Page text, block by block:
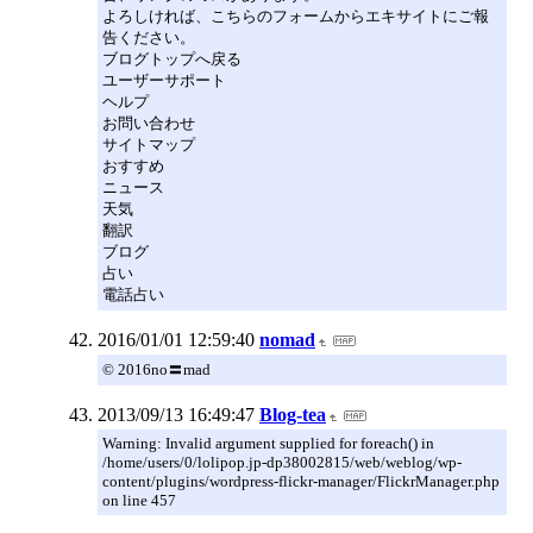
よろしければ、こちらのフォームからエキサイトにご報
告ください。
ブログトップへ戻る
ユーザーサポート
ヘルプ
お問い合わせ
サイトマップ
おすすめ
ニュース
天気
翻訳
ブログ
占い
電話占い
2016/01/01 12:59:40 nomad
© 2016no〓mad
2013/09/13 16:49:47 Blog-tea
Warning: Invalid argument supplied for foreach() in
/home/users/0/lolipop.jp-dp38002815/web/weblog/wp-
content/plugins/wordpress-flickr-manager/FlickrManager.php
on line 457